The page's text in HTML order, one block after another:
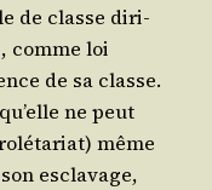
de classe diri­
comme loi
de sa classe.
ne peut
même
escla­vage,